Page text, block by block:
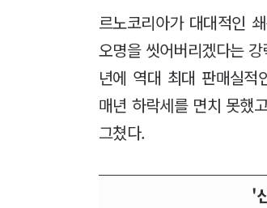
르노코리아가 대대적인
오명을 씻어버리겠다는
년에 역대 최대 판매실
매년 하락세를 면치 못했
그쳤다.
'